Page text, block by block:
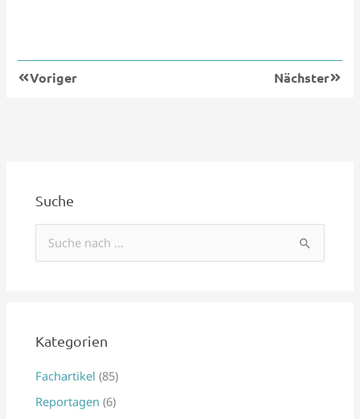
Voriger Nächster
Suche
e
n
a
Kategorien
Fachartikel (85)
Reportagen (6)